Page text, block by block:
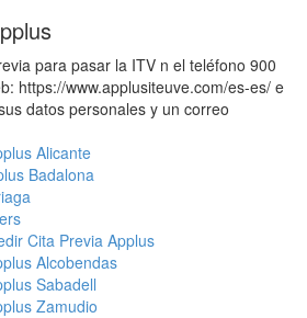
para pasar la ITV n el teléfono 900
https://www.applusiteuve.com/es-es/ e
datos personales y un correo
Alicante
Badalona
Cita Previa Applus
Alcobendas
Sabadell
Zamudio